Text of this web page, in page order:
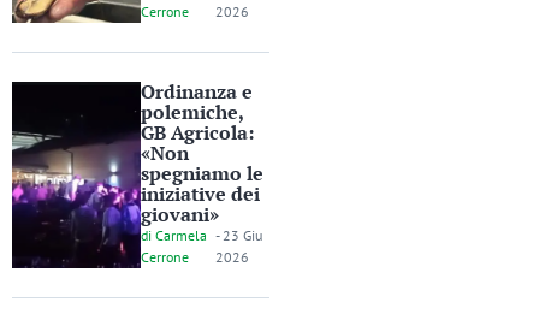
Cerrone
2026
Ordinanza e
polemiche,
GB Agricola:
«Non
spegniamo le
iniziative dei
giovani»
di Carmela
Cerrone
- 23 Giu
2026